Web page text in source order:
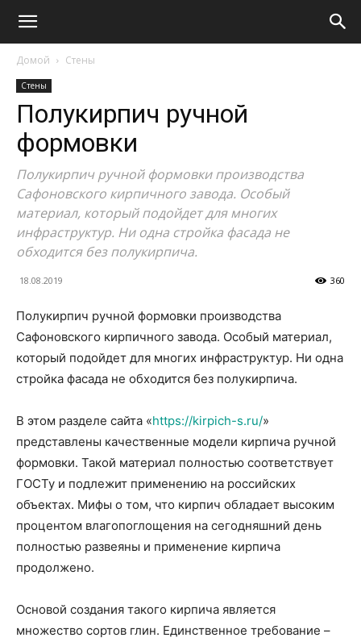
Домой Стены
Стены
Полукирпич ручной
формовки
Полукирпич ручной формовки производства
Сафоновского кирпичного завода. Особый
материал, который подойдет для многих
инфраструктур. Ни одна стройка фасада не
обходится без полукирпича.
18.08.2019 360
Полукирпич ручной формовки производства
Сафоновского кирпичного завода. Особый материал,
который подойдет для многих инфраструктур. Ни одна
стройка фасада не обходится без полукирпича.
В этом разделе сайта «https://kirpich-s.ru/»
представлены качественные модели кирпича ручной
формовки. Такой материал полностью соответствует
ГОСТу и подлежит применению на российских
объектах. Мифы о том, что кирпич обладает высоким
процентом влагопоглощения на сегодняшний день
полностью развеяны и применение кирпича
продолжено.
Основой создания такого кирпича является
множество сортов глин. Единственное требование –